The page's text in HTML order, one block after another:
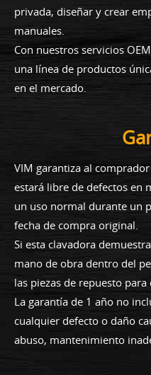
privada, diseñar y crear
manuales.
Con nuestros servicios
una línea de productos
en el mercado.
VIM garantiza al
estará libre de defectos en
un uso normal durante un
fecha de compra original.
Si esta clavadora
mano de obra dentro del
las piezas de repuesto para
La garantía de 1 año no
cualquier defecto o daño
abuso, mantenimiento